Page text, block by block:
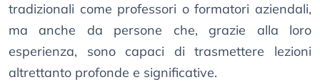
tradizionali come professori o formatori aziendali,
ma anche da persone che, grazie alla loro
esperienza, sono capaci di trasmettere lezioni
altrettanto profonde e significative.